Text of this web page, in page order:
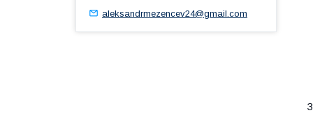
aleksandrmezencev24@gmail.com